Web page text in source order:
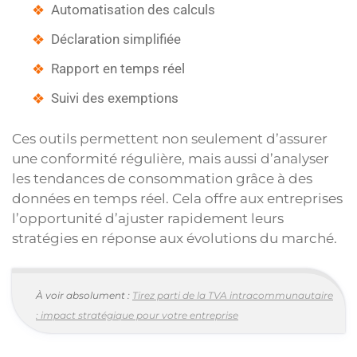
Automatisation des calculs
Déclaration simplifiée
Rapport en temps réel
Suivi des exemptions
Ces outils permettent non seulement d’assurer
une conformité régulière, mais aussi d’analyser
les tendances de consommation grâce à des
données en temps réel. Cela offre aux entreprises
l’opportunité d’ajuster rapidement leurs
stratégies en réponse aux évolutions du marché.
À voir absolument : Tirez parti de la TVA intracommunautaire
: impact stratégique pour votre entreprise